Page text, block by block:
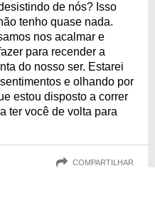
de nós? Isso
tenho quase nada.
nos acalmar e
para recender a
do nosso ser. Estarei
e olhando por
estou disposto a correr
ter você de volta para
COMPARTILHAR